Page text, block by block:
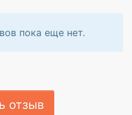
пока еще нет.
отзыв